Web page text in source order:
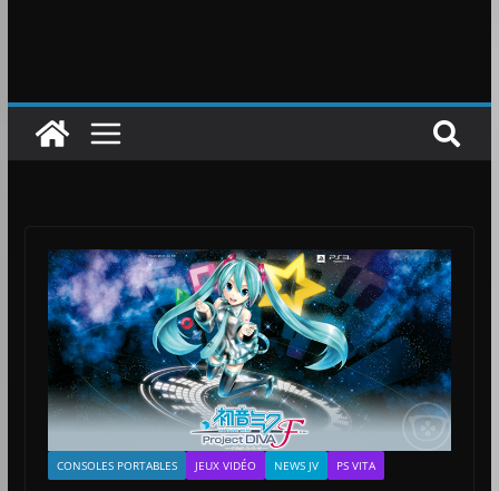
CONSOLES PORTABLES JEUX VIDÉO NEWS JV PS VITA